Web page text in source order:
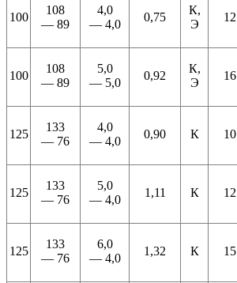
100
108
— 89
4,0
— 4,0
0,75
К,
Э
12
100
108
— 89
5,0
— 5,0
0,92
К,
Э
16
125
133
— 76
4,0
— 4,0
0,90 К 10
125
133
— 76
5,0
— 4,0
1,11 К 12
125
133
— 76
6,0
— 4,0
1,32 К 15